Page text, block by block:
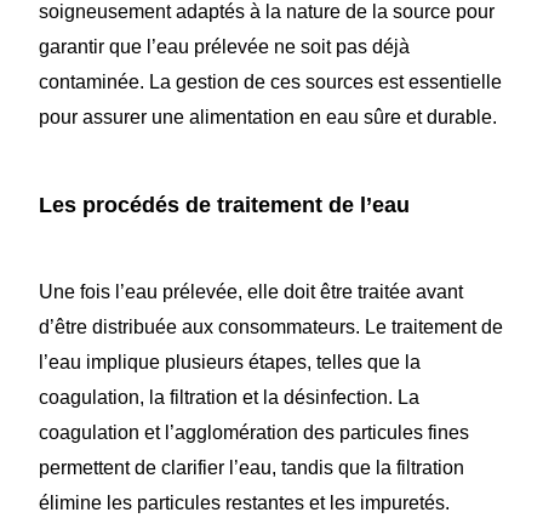
soigneusement adaptés à la nature de la source pour
garantir que l’eau prélevée ne soit pas déjà
contaminée. La gestion de ces sources est essentielle
pour assurer une alimentation en eau sûre et durable.
Les procédés de traitement de l’eau
Une fois l’eau prélevée, elle doit être traitée avant
d’être distribuée aux consommateurs. Le traitement de
l’eau implique plusieurs étapes, telles que la
coagulation, la filtration et la désinfection. La
coagulation et l’agglomération des particules fines
permettent de clarifier l’eau, tandis que la filtration
élimine les particules restantes et les impuretés.